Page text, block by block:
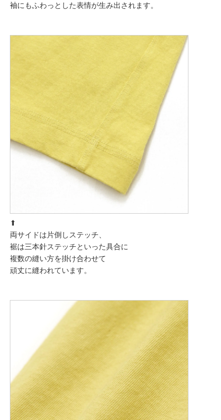
袖にもふわっとした表情が生み出されます。
⬆︎
両サイドは片倒しステッチ、
裾は三本針ステッチといった具合に
複数の縫い方を掛け合わせて
頑丈に縫われています。